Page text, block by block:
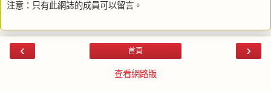
注意：只有此網誌的成員可以留言。
‹ ›
首頁
查看網路版